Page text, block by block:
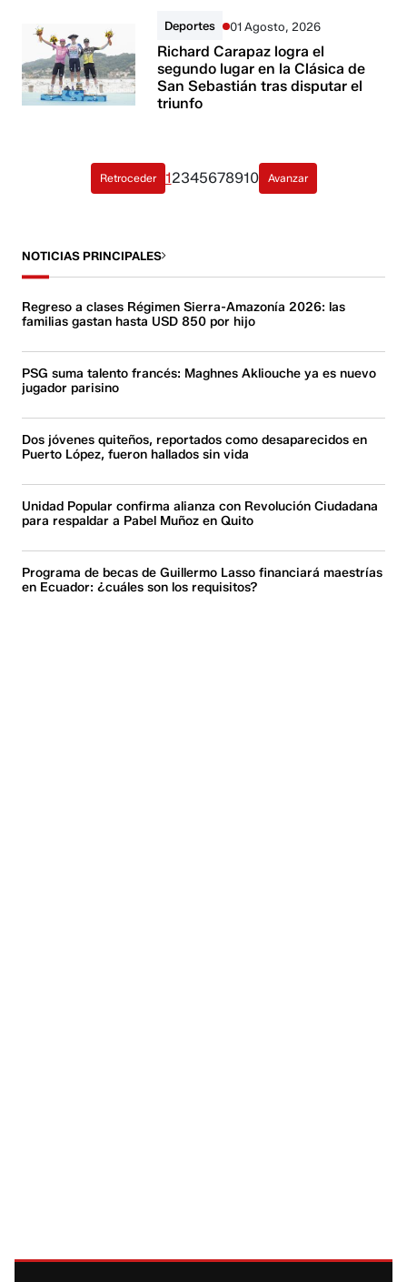
Deportes 01 Agosto, 2026
Richard Carapaz logra el
segundo lugar en la Clásica de
San Sebastián tras disputar el
triunfo
Retroceder 12345678910 Avanzar
NOTICIAS PRINCIPALES
Regreso a clases Régimen Sierra-Amazonía 2026: las
familias gastan hasta USD 850 por hijo
PSG suma talento francés: Maghnes Akliouche ya es nuevo
jugador parisino
Dos jóvenes quiteños, reportados como desaparecidos en
Puerto López, fueron hallados sin vida
Unidad Popular confirma alianza con Revolución Ciudadana
para respaldar a Pabel Muñoz en Quito
Programa de becas de Guillermo Lasso financiará maestrías
en Ecuador: ¿cuáles son los requisitos?